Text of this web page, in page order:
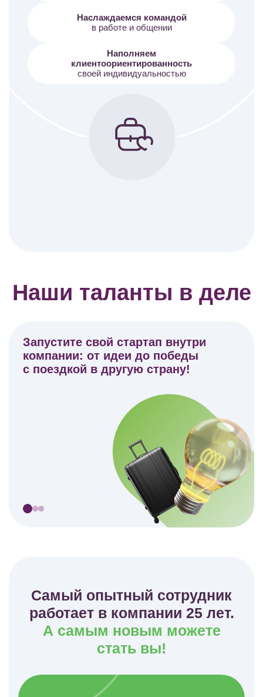
Наслаждаемся командой
в работе и общении
Наполняем
клиентоориентированность
своей индивидуальностью
Наши таланты в деле
Запустите свой стартап внутри
компании: от идеи до победы
с поездкой в другую страну!
Самый опытный сотрудник
работает в компании 25 лет.
А самым новым можете
стать вы!